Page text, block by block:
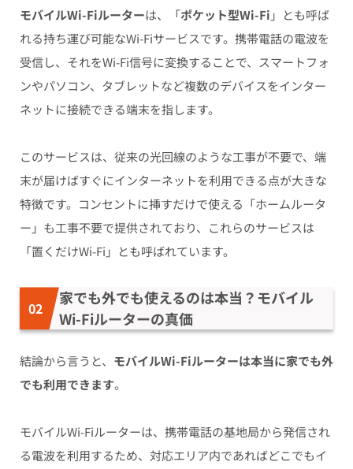
モバイルWi-Fiルーターは、「ポケット型Wi-Fi 」とも呼ば
れる持ち運び可能なWi-Fiサービスです。携帯電話の電波を
受信し、それをWi-Fi信号に変換することで、スマートフォ
ンやパソコン、タブレットなど複数のデバイスをインター
ネットに接続できる端末を指します。
このサービスは、従来の光回線のような工事が不要で、端
末が届けばすぐにインターネットを利用できる点が大きな
特徴です。コンセントに挿すだけで使える「ホームルータ
ー」も工事不要で提供されており、これらのサービスは
「置くだけWi-Fi」とも呼ばれています。
家でも外でも使えるのは本当？モバイル
Wi-Fiルーターの真価
結論から言うと、 モバイルWi-Fiルーターは本当に家でも外
でも利用できます。
モバイルWi-Fiルーターは、携帯電話の基地局から発信され
る電波を利用するため、対応エリア内であればどこでもイ